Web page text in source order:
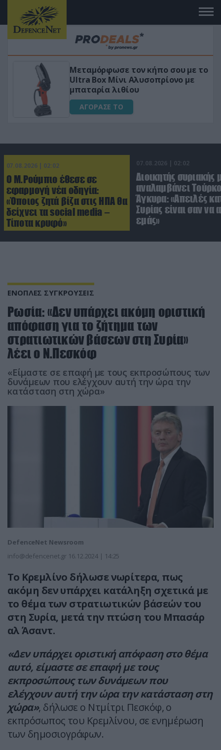
«Μαγική» φόρμουλα τριβόλι +
για αύξηση της λίμπιντο
ΑΓΟΡΑΣΕ ΤΟ
07.08.2026 | 02:02
Ο Μ.Ρούμπιο έθεσε σε
εφαρμογή νέα οδηγία:
«Όποιος ζητά βίζα στις ΗΠΑ θα
δείχνει τα social media –
Τίποτα κρυφό»
07.08.2026 | 02:02
Διοικητής συριακής
αναλαμβάνει
Άγκυρα: «Απειλές
Συρίας είναι σαν να
εμάς»
ΕΝΟΠΛΕΣ ΣΥΓΚΡΟΥΣΕΙΣ
Ρωσία: «Δεν υπάρχει ακόμη οριστική
απόφαση για το ζήτημα των
στρατιωτικών βάσεων στη Συρία»
λέει ο Ν.Πεσκόφ
«Είμαστε σε επαφή με τους εκπροσώπους των
δυνάμεων που ελέγχουν αυτή την ώρα την
κατάσταση στη χώρα»
DefenceNet Newsroom
info@defencenet.gr 16.12.2024 | 14:25
Το Κρεμλίνο δήλωσε νωρίτερα, πως
ακόμη δεν υπάρχει κατάληξη σχετικά με
το θέμα των στρατιωτικών βάσεών του
στη Συρία, μετά την πτώση του Μπασάρ
αλ Άσαντ.
«Δεν υπάρχει οριστική απόφαση στο θέμα
αυτό, είμαστε σε επαφή με τους
εκπροσώπους των δυνάμεων που
ελέγχουν αυτή την ώρα την κατάσταση στη
χώρα», δήλωσε ο Ντμίτρι Πεσκόφ, ο
εκπρόσωπος του Κρεμλίνου, σε ενημέρωση
των δημοσιογράφων.